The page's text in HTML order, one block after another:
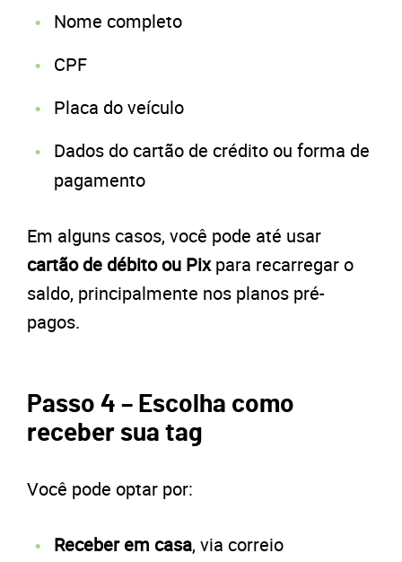
Nome completo
CPF
Placa do veículo
Dados do cartão de crédito ou forma de
pagamento
Em alguns casos, você pode até usar
cartão de débito ou Pixpara recarregar o
saldo, principalmente nos planos pré-
pagos.
Passo 4 – Escolha como
receber sua tag
Você pode optar por:
Receber em casa, via correio